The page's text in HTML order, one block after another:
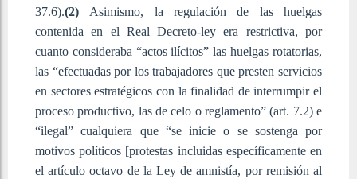
37.6).(2) Asimismo, la regulación de las huelgas
contenida en el Real Decreto-ley era restrictiva, por
cuanto consideraba “actos ilícitos” las huelgas rotatorias,
las “efectuadas por los trabajadores que presten servicios
en sectores estratégicos con la finalidad de interrumpir el
proceso productivo, las de celo o reglamento” (art. 7.2) e
“ilegal” cualquiera que “se inicie o se sostenga por
motivos políticos [protestas incluidas específicamente en
el artículo octavo de la Ley de amnistía, por remisión al